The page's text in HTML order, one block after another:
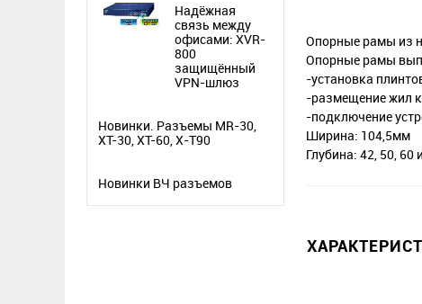
Надёжная
связь между
офисами: XVR-
800
защищённый
VPN-шлюз
Новинки. Разъемы MR-30,
XT-30, XT-60, X-T90
Новинки ВЧ разъемов
Опорные рамы из
Опорные рамы
-установка
-размещение жил
-подключение
Ширина: 104,5мм
Глубина: 42, 50, 60